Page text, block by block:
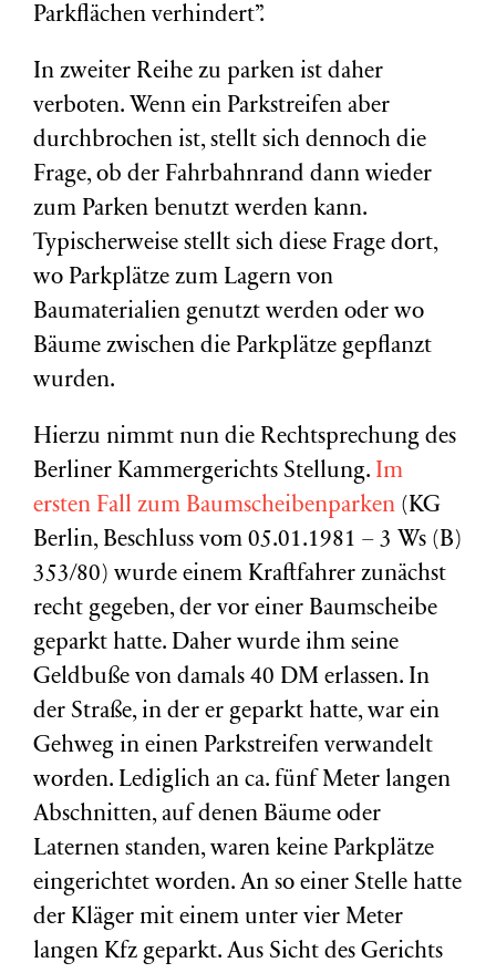
Parkflächen verhindert”.
In zweiter Reihe zu parken ist daher
verboten. Wenn ein Parkstreifen aber
durchbrochen ist, stellt sich dennoch die
Frage, ob der Fahrbahnrand dann wieder
zum Parken benutzt werden kann.
Typischerweise stellt sich diese Frage dort,
wo Parkplätze zum Lagern von
Baumaterialien genutzt werden oder wo
Bäume zwischen die Parkplätze gepflanzt
wurden.
Hierzu nimmt nun die Rechtsprechung des
Berliner Kammergerichts Stellung. Im
ersten Fall zum Baumscheibenparken (KG
Berlin, Beschluss vom 05.01.1981 – 3 Ws (B)
353/80) wurde einem Kraftfahrer zunächst
recht gegeben, der vor einer Baumscheibe
geparkt hatte. Daher wurde ihm seine
Geldbuße von damals 40 DM erlassen. In
der Straße, in der er geparkt hatte, war ein
Gehweg in einen Parkstreifen verwandelt
worden. Lediglich an ca. fünf Meter langen
Abschnitten, auf denen Bäume oder
Laternen standen, waren keine Parkplätze
eingerichtet worden. An so einer Stelle hatte
der Kläger mit einem unter vier Meter
langen Kfz geparkt. Aus Sicht des Gerichts